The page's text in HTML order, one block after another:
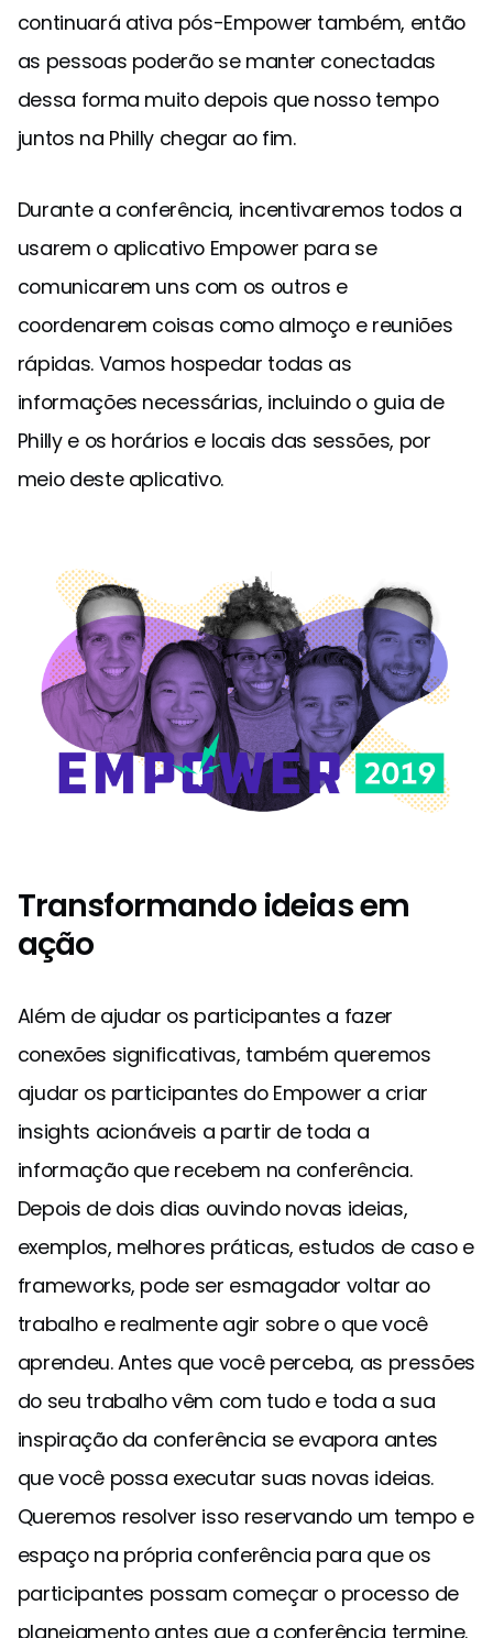
continuará ativa pós-Empower também, então
as pessoas poderão se manter conectadas
dessa forma muito depois que nosso tempo
juntos na Philly chegar ao fim.
Durante a conferência, incentivaremos todos a
usarem o aplicativo Empower para se
comunicarem uns com os outros e
coordenarem coisas como almoço e reuniões
rápidas. Vamos hospedar todas as
informações necessárias, incluindo o guia de
Philly e os horários e locais das sessões, por
meio deste aplicativo.
Transformando ideias em
ação
Além de ajudar os participantes a fazer
conexões significativas, também queremos
ajudar os participantes do Empower a criar
insights acionáveis a partir de toda a
informação que recebem na conferência.
Depois de dois dias ouvindo novas ideias,
exemplos, melhores práticas, estudos de caso e
frameworks, pode ser esmagador voltar ao
trabalho e realmente agir sobre o que você
aprendeu. Antes que você perceba, as pressões
do seu trabalho vêm com tudo e toda a sua
inspiração da conferência se evapora antes
que você possa executar suas novas ideias.
Queremos resolver isso reservando um tempo e
espaço na própria conferência para que os
participantes possam começar o processo de
planejamento antes que a conferência termine.